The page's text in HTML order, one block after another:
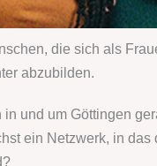
die sich als
abzubilden.
und um Göttingen
ein Netzwerk, in